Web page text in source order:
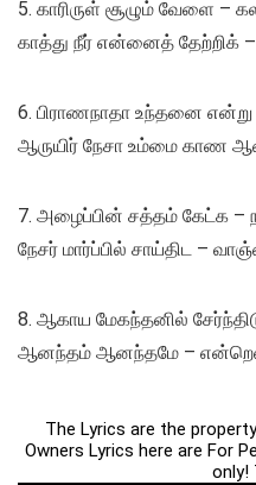
5. காரிருள் சூழும் வேளை –
காத்து நீர் என்னைத் தேற்றிக்
6. பிராணநாதா உந்தனை
ஆருயிர் நேசா உம்மை காண
7. அழைப்பின் சத்தம் கேட்க –
நேசர் மார்ப்பில் சாய்திட –
8. ஆகாய மேகந்தனில்
ஆனந்தம் ஆனந்தமே –
The Lyrics are the
Owners Lyrics here are For
only!